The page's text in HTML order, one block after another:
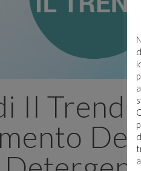
Il Trend:
E'